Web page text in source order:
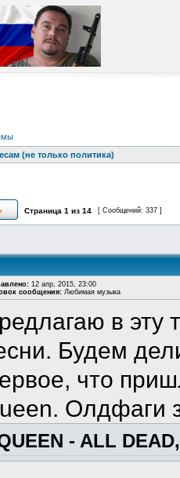
(не только политика)
Страница 1 из 14 [ Сообщений: 337 ]
12 апр, 2015, 23:00
сообщения: Любимая музыка
в эту
Будем
что
Олдфаги
- ALL